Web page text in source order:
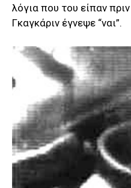
λόγια που του είπαν
Γκαγκάριν έγνεψε “ναι”.